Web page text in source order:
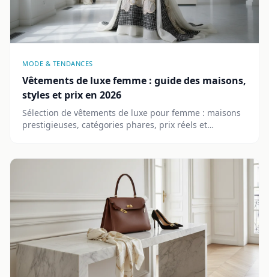
MODE & TENDANCES
Vêtements de luxe femme : guide des maisons,
styles et prix en 2026
Sélection de vêtements de luxe pour femme : maisons
prestigieuses, catégories phares, prix réels et